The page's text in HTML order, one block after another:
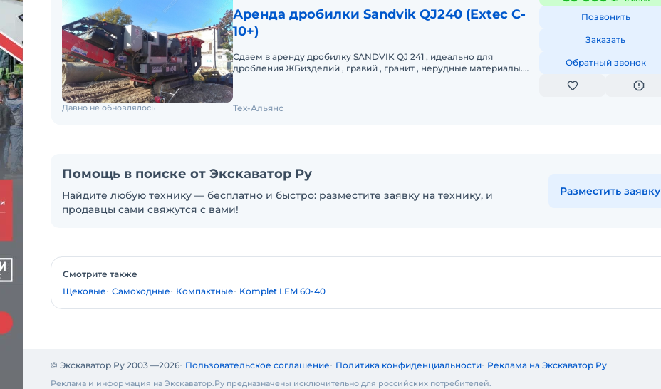
Аренда дробилки Sandvik QJ240 (Extec C-
10+)
Сдаем в аренду дробилку SANDVIK QJ 241 , идеально для
дробления ЖБизделий , гравий , гранит , нерудные материалы.
Позвонить
Заказать
Обратный звонок
Давно не обновлялось Тех-Альянс
Помощь в поиске от Экскаватор Ру
Найдите любую технику — бесплатно и быстро: разместите заявку на технику, и
продавцы сами свяжутся с вами!
Разместить заявку
Смотрите также
Щековые Самоходные Компактные Komplet LEM 60-40
© Экскаватор Ру 2003 —2026 Пользовательское соглашение Политика конфиденциальности Реклама на Экскаватор Ру
Реклама и информация на Экскаватор.Ру предназначены исключительно для российских потребителей.